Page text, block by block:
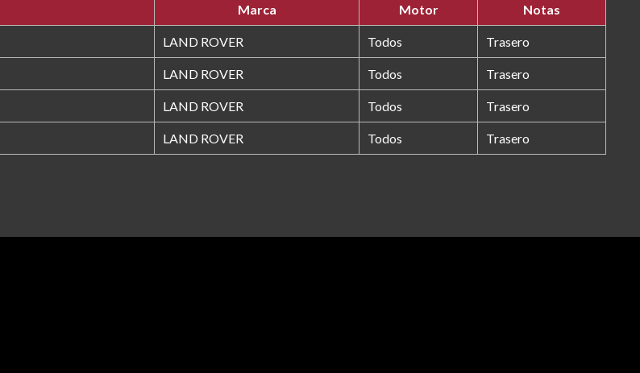
Marca Motor Notas
LAND ROVER Todos Trasero
LAND ROVER Todos Trasero
LAND ROVER Todos Trasero
LAND ROVER Todos Trasero